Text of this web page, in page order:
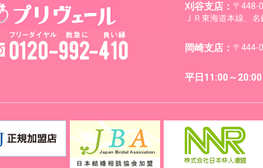
刈谷支店： 〒448-
ＪＲ東海道本線、
岡崎支店： 〒444-
平日11:00～